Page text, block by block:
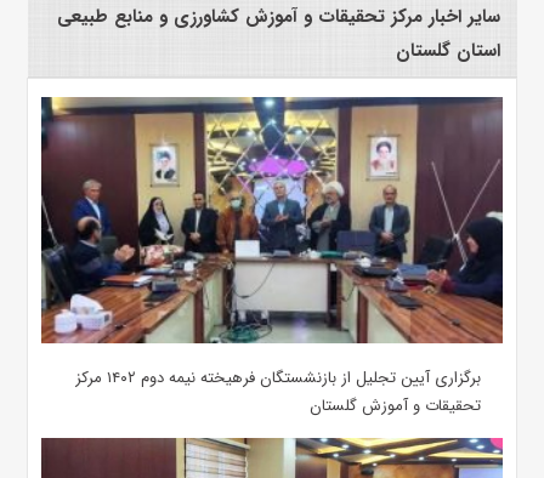
سایر اخبار مرکز تحقیقات و آموزش کشاورزی و منابع طبیعی
استان گلستان
برگزاری آیین تجلیل از بازنشستگان فرهیخته نیمه دوم ۱۴۰۲ مرکز
تحقیقات و آموزش گلستان